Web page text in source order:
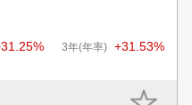
3年(年率) +31.53%